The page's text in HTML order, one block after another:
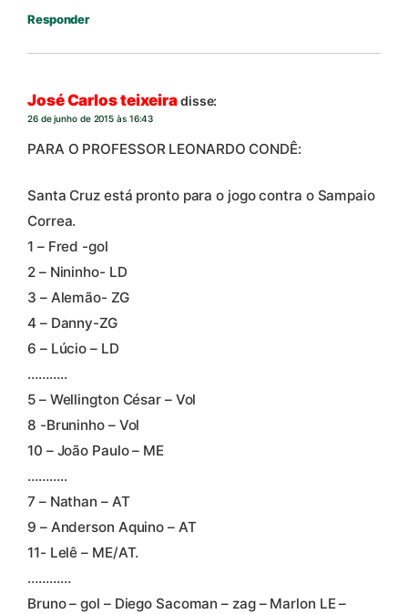
Responder
José Carlos teixeiradisse:
26 de junho de 2015 às 16:43
PARA O PROFESSOR LEONARDO CONDÊ:
Santa Cruz está pronto para o jogo contra o Sampaio
Correa.
1 – Fred -gol
2 – Nininho- LD
3 – Alemão- ZG
4 – Danny-ZG
6 – Lúcio – LD
………..
5 – Wellington César – Vol
8 -Bruninho – Vol
10 – João Paulo – ME
………..
7 – Nathan – AT
9 – Anderson Aquino – AT
11- Lelê – ME/AT.
…………
Bruno – gol – Diego Sacoman – zag – Marlon LE –